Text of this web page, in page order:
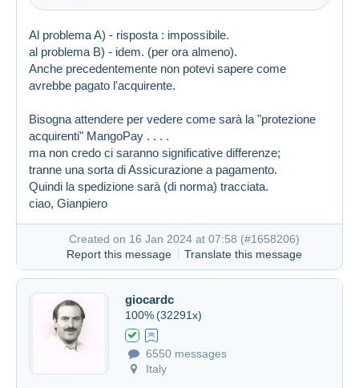
Al problema A) - risposta : impossibile.
al problema B) - idem. (per ora almeno).
Anche precedentemente non potevi sapere come
avrebbe pagato l'acquirente.
Bisogna attendere per vedere come sarà la "protezione
acquirenti" MangoPay . . . .
ma non credo ci saranno significative differenze;
tranne una sorta di Assicurazione a pagamento.
Quindi la spedizione sarà (di norma) tracciata.
ciao, Gianpiero
Created on 16 Jan 2024 at 07:58 (#1658206)
Report this message
Translate this message
giocardc
100% (32291x)
6550 messages
Italy